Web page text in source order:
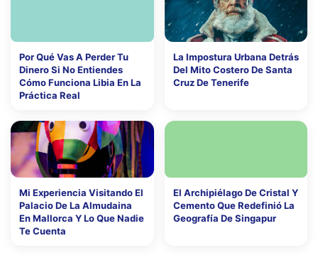
Por Qué Vas A Perder Tu
Dinero Si No Entiendes
Cómo Funciona Libia En La
Práctica Real
La Impostura Urbana Detrás
Del Mito Costero De Santa
Cruz De Tenerife
Mi Experiencia Visitando El
Palacio De La Almudaina
En Mallorca Y Lo Que Nadie
Te Cuenta
El Archipiélago De Cristal Y
Cemento Que Redefinió La
Geografía De Singapur